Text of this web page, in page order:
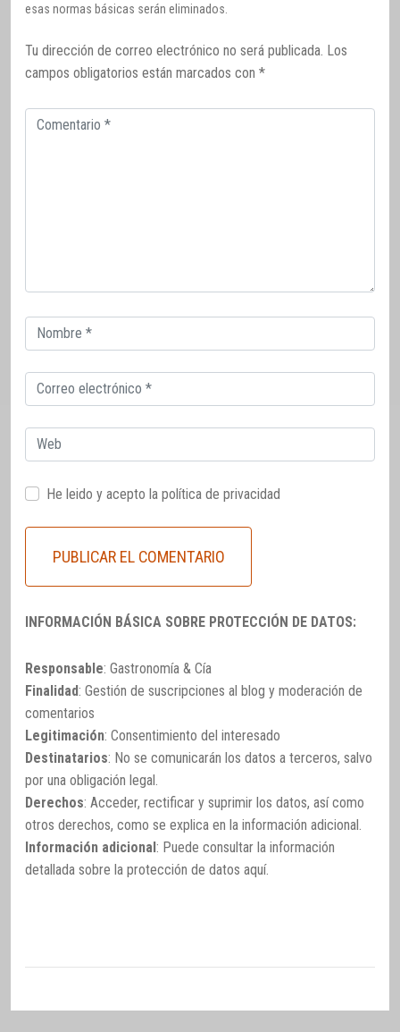
esas normas básicas serán eliminados.
Tu dirección de correo electrónico no será publicada. Los
campos obligatorios están marcados con *
Comentario
Correo
electrónico
Correo
electrónico
Web
He leido y acepto la política de privacidad
INFORMACIÓN BÁSICA SOBRE PROTECCIÓN DE DATOS:
Responsable: Gastronomía & Cía
Finalidad: Gestión de suscripciones al blog y moderación de
comentarios
Legitimación: Consentimiento del interesado
Destinatarios: No se comunicarán los datos a terceros, salvo
por una obligación legal.
Derechos: Acceder, rectificar y suprimir los datos, así como
otros derechos, como se explica en la información adicional.
Información adicional: Puede consultar la información
detallada sobre la protección de datos aquí.